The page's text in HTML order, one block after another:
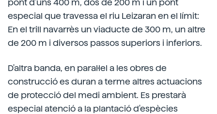
pont d'uns 400 m, dos de 200 m i un pont
especial que travessa el riu Leizaran en el límit:
En el trill navarrès un viaducte de 300 m, un altre
de 200 m i diversos passos superiors i inferiors.
D'altra banda, en paral·lel a les obres de
construcció es duran a terme altres actuacions
de protecció del medi ambient. Es prestarà
especial atenció a la plantació d'espècies